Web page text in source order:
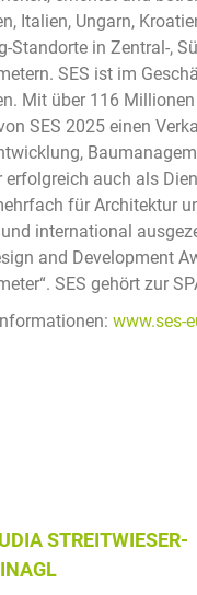
Italien, Ungarn,
Standorte in Zentral-,
SES ist im
Mit über 116
SES 2025 einen
erfolgreich auch als
für Architektur
international
and Development
SES gehört zur
www.ses-
STREITWIESER-